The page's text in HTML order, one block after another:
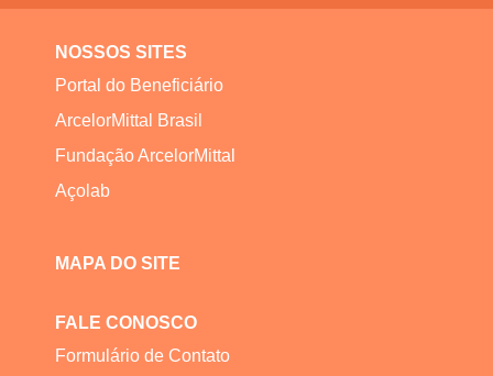
NOSSOS SITES
Portal do Beneficiário
ArcelorMittal Brasil
Fundação ArcelorMittal
Açolab
MAPA DO SITE
FALE CONOSCO
Formulário de Contato